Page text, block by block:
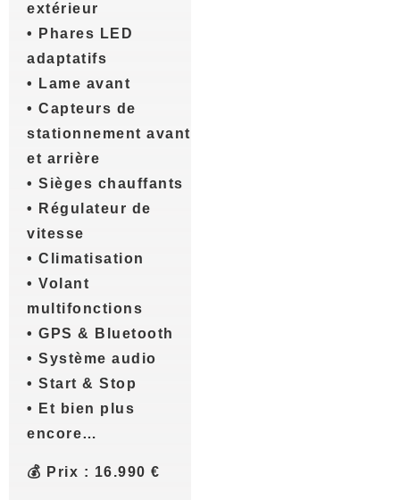
extérieur
• Phares LED
adaptatifs
• Lame avant
• Capteurs de
stationnement avant
et arrière
• Sièges chauffants
• Régulateur de
vitesse
• Climatisation
• Volant
multifonctions
• GPS & Bluetooth
• Système audio
• Start & Stop
• Et bien plus
encore…
💰 Prix : 16.990 €